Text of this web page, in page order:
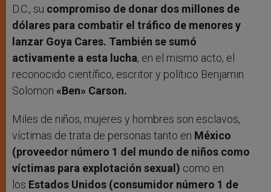
D.C., su compromiso de donar dos millones de
dólares para combatir el tráfico de menores y
lanzar Goya Cares. También se sumó
activamente a esta lucha, en el mismo acto, el
reconocido científico, escritor y político Benjamin
Solomon «Ben» Carson.
Miles de niños, mujeres y hombres son esclavos,
víctimas de trata de personas tanto en México
(proveedor número 1 del mundo de niños como
víctimas para explotación sexual) como en
los Estados Unidos (consumidor número 1 de